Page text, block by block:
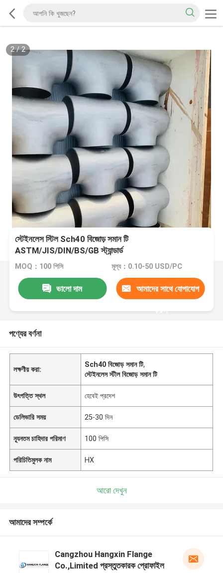
2/2
স্টেইনলেস স্টিল Sch40 বিজোড় সমান টি
ASTM/JIS/DIN/BS/GB স্ট্যান্ডার্ড
MOQ：100 পিসি মূল্য：0.10-50 USD/PC
ভালো দাম আমাদের সাথে যোগাযোগ
করুন
পণ্যের বর্ণনা
লক্ষণীয় করা:
Sch40 বিজোড় সমান টি,
স্টেইনলেস স্টীল বিজোড় সমান টি
উৎপত্তি স্থল হেবেই প্রদেশ
ডেলিভারি সময় 25-30 দিন
ন্যূনতম চাহিদার পরিমাণ 100 পিসি
পরিচিতিমুলক নাম HX
আরো দেখুন
আমাদের সম্পর্কে
Cangzhou Hangxin Flange
Co.,Limited প্রস্তুতকারক প্রোফাইল